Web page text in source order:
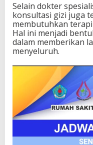
Selain dokter
konsultasi gizi juga
membutuhkan
Hal ini menjadi
dalam memberikan
menyeluruh.